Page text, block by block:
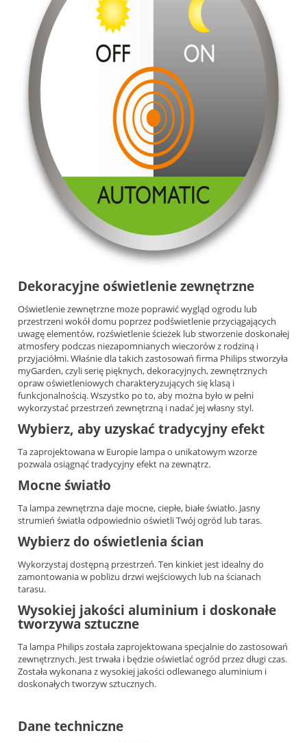
Dekoracyjne oświetlenie zewnętrzne
Oświetlenie zewnętrzne może poprawić wygląd ogrodu lub
przestrzeni wokół domu poprzez podświetlenie przyciągających
uwagę elementów, rozświetlenie ścieżek lub stworzenie doskonałej
atmosfery podczas niezapomnianych wieczorów z rodziną i
przyjaciółmi. Właśnie dla takich zastosowań firma Philips stworzyła
myGarden, czyli serię pięknych, dekoracyjnych, zewnętrznych
opraw oświetleniowych charakteryzujących się klasą i
funkcjonalnością. Wszystko po to, aby można było w pełni
wykorzystać przestrzeń zewnętrzną i nadać jej własny styl.
Wybierz, aby uzyskać tradycyjny efekt
Ta zaprojektowana w Europie lampa o unikatowym wzorze
pozwala osiągnąć tradycyjny efekt na zewnątrz.
Mocne światło
Ta lampa zewnętrzna daje mocne, ciepłe, białe światło. Jasny
strumień światła odpowiednio oświetli Twój ogród lub taras.
Wybierz do oświetlenia ścian
Wykorzystaj dostępną przestrzeń. Ten kinkiet jest idealny do
zamontowania w pobliżu drzwi wejściowych lub na ścianach
tarasu.
Wysokiej jakości aluminium i doskonałe
tworzywa sztuczne
Ta lampa Philips została zaprojektowana specjalnie do zastosowań
zewnętrznych. Jest trwała i będzie oświetlać ogród przez długi czas.
Została wykonana z wysokiej jakości odlewanego aluminium i
doskonałych tworzyw sztucznych.
Dane techniczne